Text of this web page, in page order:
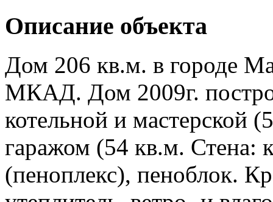
Описание объекта
Дом 206 кв.м. в городе
МКАД. Дом 2009г.
котельной и мастерской
гаражом (54 кв.м. Стена:
(пеноплекс), пеноблок.